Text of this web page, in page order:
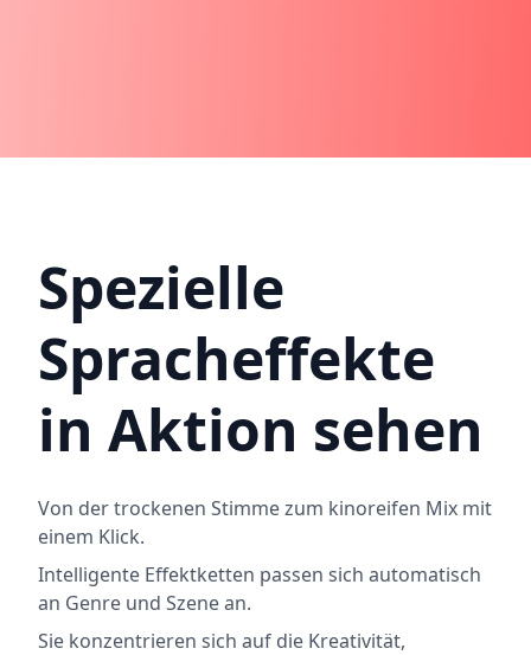
Spezielle
Spracheffekte
in Aktion sehen
Von der trockenen Stimme zum kinoreifen Mix mit
einem Klick.
Intelligente Effektketten passen sich automatisch
an Genre und Szene an.
Sie konzentrieren sich auf die Kreativität,